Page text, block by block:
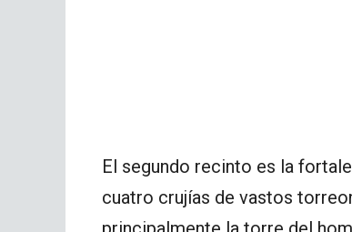
El segundo recinto es la
cuatro crujías de vastos